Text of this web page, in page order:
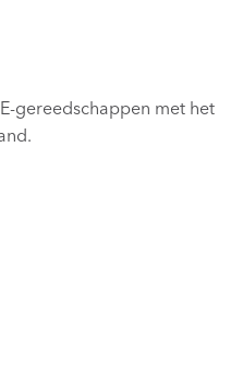
gereedschappen met het